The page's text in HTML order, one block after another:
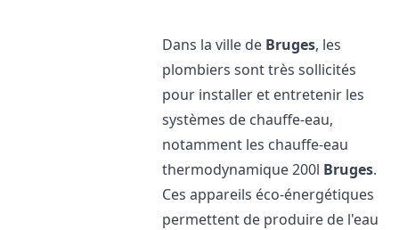
Dans la ville de Bruges, les
plombiers sont très sollicités
pour installer et entretenir les
systèmes de chauffe-eau,
notamment les chauffe-eau
thermodynamique 200l Bruges.
Ces appareils éco-énergétiques
permettent de produire de l'eau